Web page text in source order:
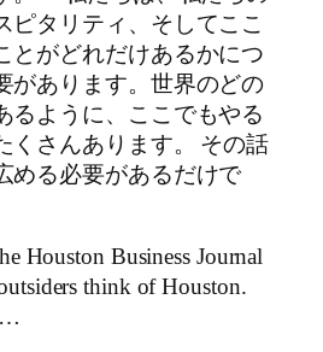
ピタリティ、そしてここ
とがどれだけあるかにつ
があります。世界のどの
るように、ここでもやる
くさんあります。 その話
める必要があるだけで
Houston Business Journal
think of Houston.